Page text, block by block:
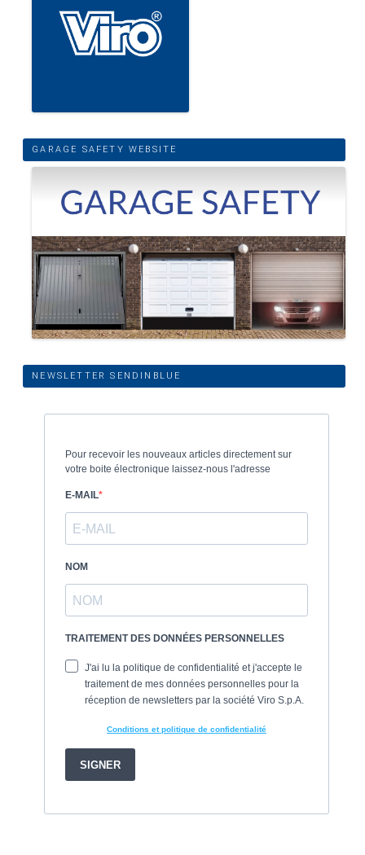
GARAGE SAFETY WEBSITE
NEWSLETTER SENDINBLUE